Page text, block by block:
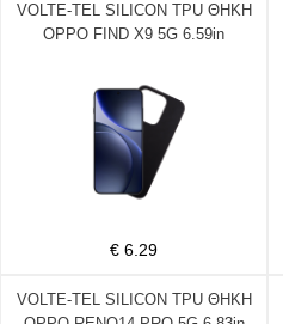
VOLTE-TEL SILICON TPU ΘΗΚΗ
OPPO FIND X9 5G 6.59in
€ 6.29
VOLTE-TEL SILICON TPU ΘΗΚΗ